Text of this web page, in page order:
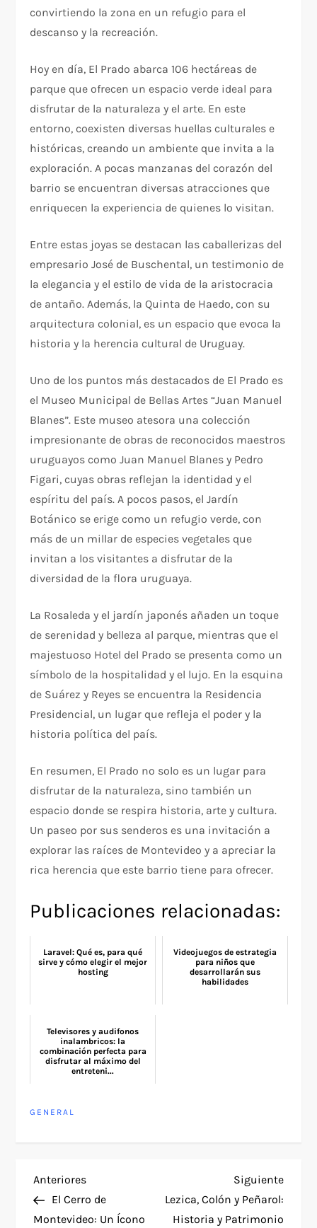
convirtiendo la zona en un refugio para el
descanso y la recreación.
Hoy en día, El Prado abarca 106 hectáreas de
parque que ofrecen un espacio verde ideal para
disfrutar de la naturaleza y el arte. En este
entorno, coexisten diversas huellas culturales e
históricas, creando un ambiente que invita a la
exploración. A pocas manzanas del corazón del
barrio se encuentran diversas atracciones que
enriquecen la experiencia de quienes lo visitan.
Entre estas joyas se destacan las caballerizas del
empresario José de Buschental, un testimonio de
la elegancia y el estilo de vida de la aristocracia
de antaño. Además, la Quinta de Haedo, con su
arquitectura colonial, es un espacio que evoca la
historia y la herencia cultural de Uruguay.
Uno de los puntos más destacados de El Prado es
el Museo Municipal de Bellas Artes “Juan Manuel
Blanes”. Este museo atesora una colección
impresionante de obras de reconocidos maestros
uruguayos como Juan Manuel Blanes y Pedro
Figari, cuyas obras reflejan la identidad y el
espíritu del país. A pocos pasos, el Jardín
Botánico se erige como un refugio verde, con
más de un millar de especies vegetales que
invitan a los visitantes a disfrutar de la
diversidad de la flora uruguaya.
La Rosaleda y el jardín japonés añaden un toque
de serenidad y belleza al parque, mientras que el
majestuoso Hotel del Prado se presenta como un
símbolo de la hospitalidad y el lujo. En la esquina
de Suárez y Reyes se encuentra la Residencia
Presidencial, un lugar que refleja el poder y la
historia política del país.
En resumen, El Prado no solo es un lugar para
disfrutar de la naturaleza, sino también un
espacio donde se respira historia, arte y cultura.
Un paseo por sus senderos es una invitación a
explorar las raíces de Montevideo y a apreciar la
rica herencia que este barrio tiene para ofrecer.
Publicaciones relacionadas:
Laravel: Qué es, para qué
sirve y cómo elegir el mejor
hosting
Videojuegos de estrategia
para niños que
desarrollarán sus
habilidades
Televisores y audifonos
inalambricos: la
combinación perfecta para
disfrutar al máximo del
entreteni...
GENERAL
N
a
Entrada
anterior
Anteriores
El Cerro de
Montevideo: Un Ícono
Siguiente
Lezica, Colón y Peñarol:
Historia y Patrimonio